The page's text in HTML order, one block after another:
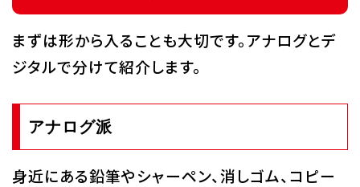
まずは形から入ることも大切です。アナログとデ
ジタルで分けて紹介します。
アナログ派
身近にある鉛筆やシャーペン、消しゴム、コピー